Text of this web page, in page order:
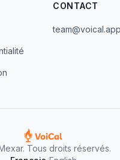
CONTACT
team@voical.app
Tous droits réservés.